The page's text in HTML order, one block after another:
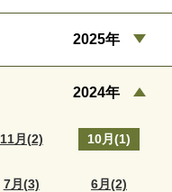
2025年
2024年
11月(2) 10月(1)
7月(3) 6月(2)